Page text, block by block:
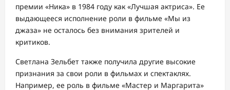
премии «Ника» в 1984 году как «Лучшая актриса». Ее
выдающееся исполнение роли в фильме «Мы из
джаза» не осталось без внимания зрителей и
критиков.
Светлана Зельбет также получила другие высокие
признания за свои роли в фильмах и спектаклях.
Например, ее роль в фильме «Мастер и Маргарита»